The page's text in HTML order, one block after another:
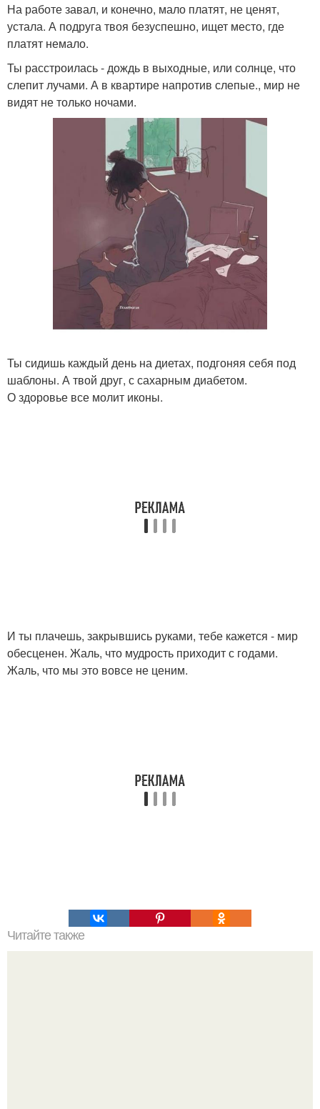
На работе завал, и конечно, мало платят, не ценят,
устала. А подруга твоя безуспешно, ищет место, где
платят немало.
Ты расстроилась - дождь в выходные, или солнце, что
слепит лучами. А в квартире напротив слепые., мир не
видят не только ночами.
Ты сидишь каждый день на диетах, подгоняя себя под
шаблоны. А твой друг, с сахарным диабетом.
О здоровье все молит иконы.
И ты плачешь, закрывшись руками, тебе кажется - мир
обесценен. Жаль, что мудрость приходит с годами.
Жаль, что мы это вовсе не ценим.
Читайте также